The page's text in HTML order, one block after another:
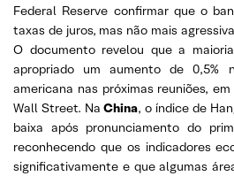
Federal Reserve confirmar que o
taxas de juros, mas não mais
O documento revelou que a
apropriado um aumento de 0,5%
americana nas próximas reuniões,
Wall Street. NaChina, o índice de
baixa após pronunciamento do
reconhecendo que os indicadores
significativamente e que algumas